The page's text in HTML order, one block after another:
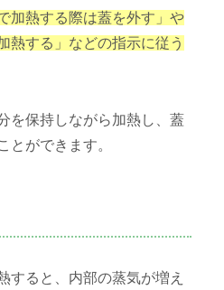
加熱する際は蓋を外す」や
熱する」などの指示に従う
を保持しながら加熱し、蓋
とができます。
すると、内部の蒸気が増え